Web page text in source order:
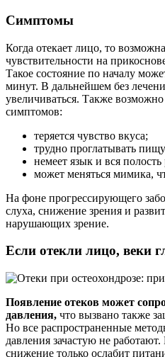
Симптомы
Когда отекает лицо, то
чувствительности на
Такое состояние по началу
минут. В дальнейшем без
увеличиваться. Также
симптомов:
теряется чувство вкуса;
трудно проглатывать
немеет язык и вся полость
может меняться мимика,
На фоне прогрессирующего
слуха, снижение зрения и
нарушающих зрение.
Если отекли лицо, веки
Появление отеков может
давления, что вызвано также
Но все распространенные
давления зачастую не
снижение только ослабит